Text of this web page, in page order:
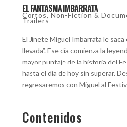
EL FANTASMA IMBARRATA
Cortos, Non-Fiction &
Trailers
El Jinete Miguel Imbarrata le saca
llevada”. Ese día comienza la
mayor puntaje de la historia del
hasta el día de hoy sin superar.
regresaremos con Miguel al
Contenidos